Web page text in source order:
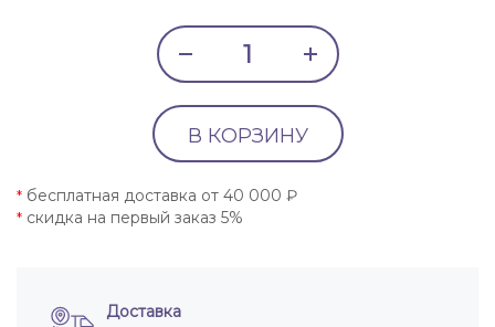
В КОРЗИНУ
* бесплатная доставка от 40 000 ₽
* скидка на первый заказ 5%
Доставка